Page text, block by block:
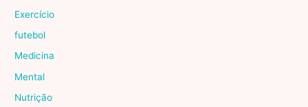
Exercício
futebol
Medicina
Mental
Nutrição